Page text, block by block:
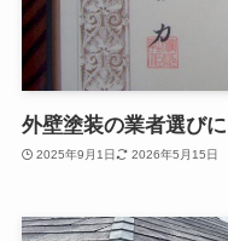
外壁塗装の業者選び
2025年9月1日 2026年5月15日